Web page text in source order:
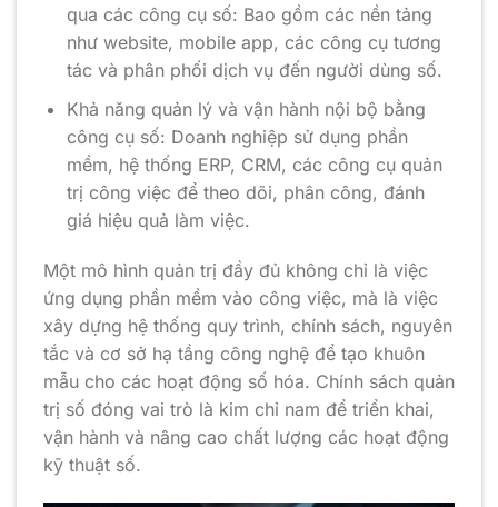
qua các công cụ số: Bao gồm các nền tảng
như website, mobile app, các công cụ tương
tác và phân phối dịch vụ đến người dùng số.
Khả năng quản lý và vận hành nội bộ bằng
công cụ số: Doanh nghiệp sử dụng phần
mềm, hệ thống ERP, CRM, các công cụ quản
trị công việc để theo dõi, phân công, đánh
giá hiệu quả làm việc.
Một mô hình quản trị đầy đủ không chỉ là việc
ứng dụng phần mềm vào công việc, mà là việc
xây dựng hệ thống quy trình, chính sách, nguyên
tắc và cơ sở hạ tầng công nghệ để tạo khuôn
mẫu cho các hoạt động số hóa. Chính sách quản
trị số đóng vai trò là kim chỉ nam để triển khai,
vận hành và nâng cao chất lượng các hoạt động
kỹ thuật số.